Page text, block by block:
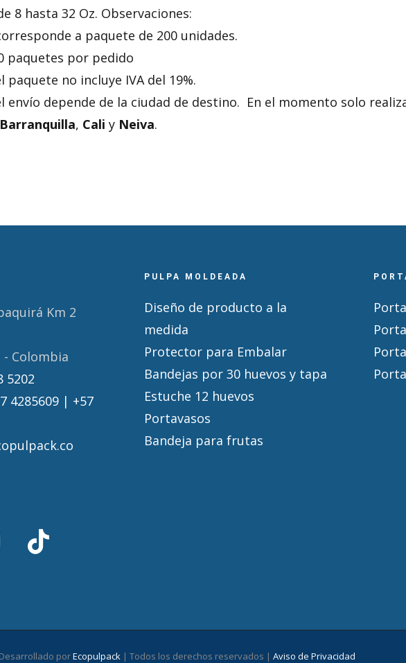
8 hasta 32 Oz. Observaciones:
a paquete de 200 unidades.
paquetes por pedido
paquete no incluye IVA del 19%.
envío depende de la ciudad de destino. En el momento solo
Barranquilla, Cali y Neiva.
Km 2
- Colombia
5202
4285609 | +57
PULPA MOLDEADA
Diseño de producto a la
medida
Protector para Embalar
Bandejas por 30 huevos y tapa
Estuche 12 huevos
Portavasos
Bandeja para frutas
porEcopulpack | Todos los derechos reservados | Aviso de Privacidad